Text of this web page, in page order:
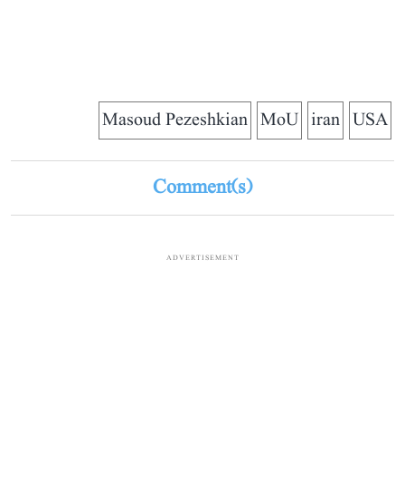
USA
iran
MoU
Masoud Pezeshkian
Comment(s)
ADVERTISEMENT